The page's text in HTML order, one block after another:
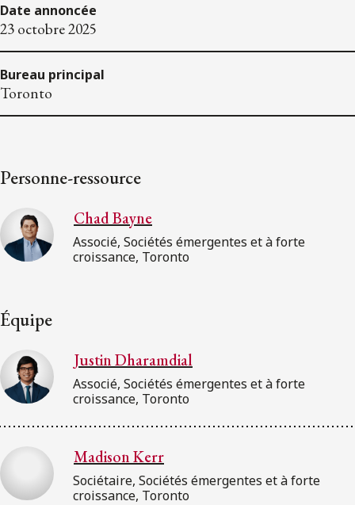
Date annoncée
23 octobre 2025
Bureau principal
Toronto
Personne-ressource
Chad Bayne
Associé, Sociétés émergentes et à forte
croissance, Toronto
Équipe
Justin Dharamdial
Associé, Sociétés émergentes et à forte
croissance, Toronto
Madison Kerr
Sociétaire, Sociétés émergentes et à forte
croissance, Toronto